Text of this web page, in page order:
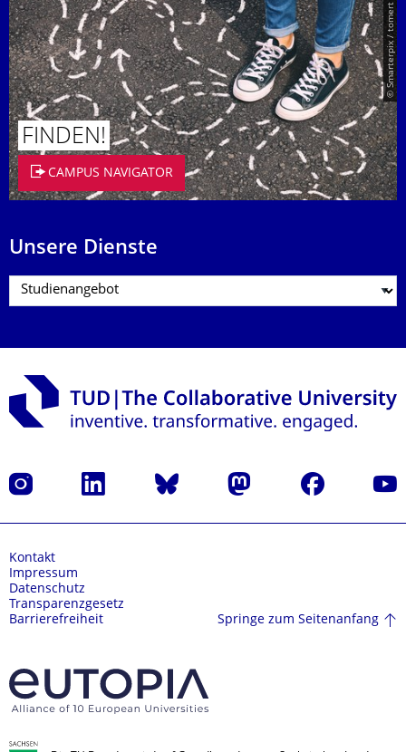
© Smarterpix / tomert
FINDEN!
CAMPUS NAVIGATOR
Unsere Dienste
Instagram LinkedIn Bluesky Mastodon Facebook
Kontakt
Impressum
Datenschutz
Transparenzgesetz
Barrierefreiheit
Springe zum Seitenanfang